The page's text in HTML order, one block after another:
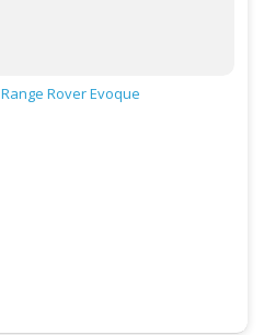
Range Rover Evoque